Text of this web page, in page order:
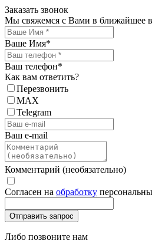
Заказать звонок
Мы свяжемся с Вами в ближайшее
Ваше Имя*
Ваш телефон*
Как вам ответить?
Перезвонить
MAX
Telegram
Ваш e-mail
Комментарий (необязательно)
Согласен на обработку
Либо позвоните нам